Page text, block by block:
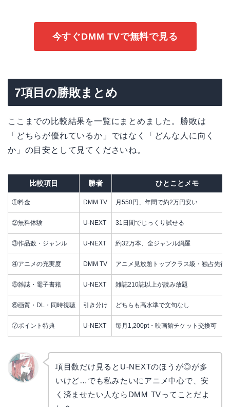
今すぐDMM TVで無料で見る
7項目の勝敗まとめ
ここまでの比較結果を一覧にまとめました。勝敗は
「どちらが優れているか」ではなく「どんな人に向く
か」の目安として見てくださいね。
比較項目 勝者 ひとことメモ
①料金 DMM TV 月550円、年間で約2万円安い
②無料体験 U-NEXT 31日間でじっくり試せる
③作品数・ジャンル U-NEXT 約32万本、全ジャンル網羅
④アニメの充実度 DMM TV アニメ見放題トップクラス級・独占先行
⑤雑誌・電子書籍 U-NEXT 雑誌210誌以上が読み放題
⑥画質・DL・同時視聴 引き分け どちらも高水準で文句なし
⑦ポイント特典 U-NEXT 毎月1,200pt・映画館チケット交換可
項目数だけ見るとU-NEXTのほうが◎が多
いけど…でも私みたいにアニメ中心で、安
く済ませたい人ならDMM TVってことだよ